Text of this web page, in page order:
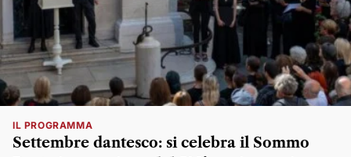
IL PROGRAMMA
Settembre dantesco: si celebra il Sommo